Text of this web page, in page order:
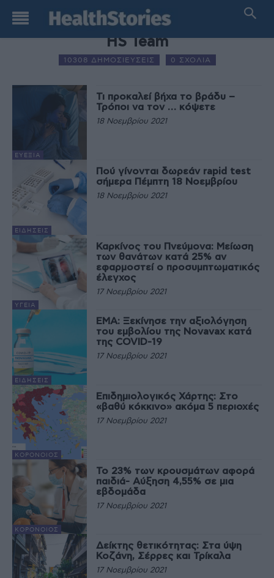
AUTHOR NAME
HS Team
10308 ΔΗΜΟΣΙΕΥΣΕΙΣ 0 ΣΧΟΛΙΑ
ΕΥΕΞΊΑ
Τι προκαλεί βήχα το βράδυ –
Τρόποι να τον … κόψετε
18 Νοεμβρίου 2021
ΕΙΔΉΣΕΙΣ
Πού γίνονται δωρεάν rapid test
σήμερα Πέμπτη 18 Νοεμβρίου
18 Νοεμβρίου 2021
ΥΓΕΊΑ
Καρκίνος του Πνεύμονα: Μείωση
των θανάτων κατά 25% αν
εφαρμοστεί ο προσυμπτωματικός
έλεγχος
17 Νοεμβρίου 2021
ΕΙΔΉΣΕΙΣ
ΕΜΑ: Ξεκίνησε την αξιολόγηση
του εμβολίου της Novavax κατά
της COVID-19
17 Νοεμβρίου 2021
ΚΟΡΟΝΟΙΌΣ
Επιδημιολογικός Χάρτης: Στο
«βαθύ κόκκινο» ακόμα 5 περιοχές
17 Νοεμβρίου 2021
ΚΟΡΟΝΟΙΌΣ
Το 23% των κρουσμάτων αφορά
παιδιά- Αύξηση 4,55% σε μια
εβδομάδα
17 Νοεμβρίου 2021
Δείκτης θετικότητας: Στα ύψη
Κοζάνη, Σέρρες και Τρίκαλα
17 Νοεμβρίου 2021